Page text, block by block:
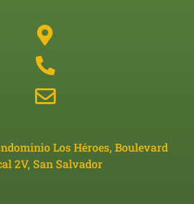
Los Héroes, Boulevard
2V, San Salvador